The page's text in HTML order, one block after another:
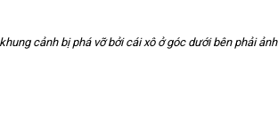
cảnh bị phá vỡ bởi cái xô ở góc dưới bên phải ảnh